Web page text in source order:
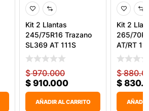
Kit 2 Llantas
245/75R16 Trazano
SL369 AT 111S
$970.000
$ 910.000
AÑADIR AL CARRITO
Kit 2
265/
AT/RT
$
$
AÑADIR